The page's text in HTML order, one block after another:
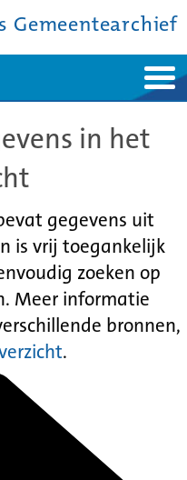
Gemeentearchief
in het
gegevens uit
is vrij toegankelijk
zoeken op
Meer informatie
bronnen,
.